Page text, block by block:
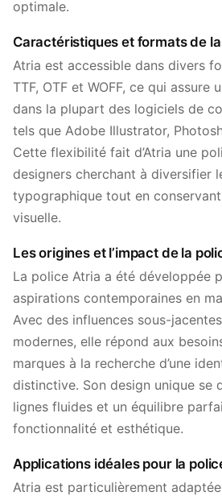
optimale.
Caractéristiques et formats de
Atria est accessible dans divers
TTF, OTF et WOFF, ce qui assure
dans la plupart des logiciels de
tels que Adobe Illustrator,
Cette flexibilité fait d’Atria une
designers cherchant à diversifier
typographique tout en
visuelle.
Les origines et l’impact de la
La police Atria a été développée
aspirations contemporaines en
Avec des influences sous-
modernes, elle répond aux
marques à la recherche d’une
distinctive. Son design unique se
lignes fluides et un équilibre
fonctionnalité et esthétique.
Applications idéales pour la
Atria est particulièrement